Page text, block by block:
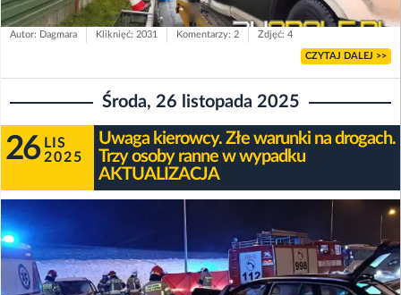
Autor: Dagmara Kliknięć: 2031 Komentarzy: 2 Zdjęć: 4
CZYTAJ DALEJ >>
Środa, 26 listopada 2025
26 LIS
2025
Uwaga kierowcy. Złe warunki na drogach.
Trzy osoby ranne w wypadku
AKTUALIZACJA